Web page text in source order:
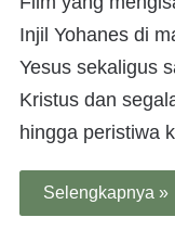
Injil Yohanes di
Yesus sekaligus
Kristus dan
hingga peristiwa
Selengkapnya »